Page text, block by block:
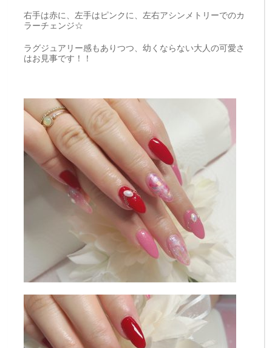
右手は赤に、左手はピンクに、左右アシンメトリーでのカ
ラーチェンジ☆
ラグジュアリー感もありつつ、幼くならない大人の可愛さ
はお見事です！！